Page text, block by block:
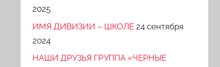
2025
ИМЯ ДИВИЗИИ – ШКОЛЕ 24 сентября
2024
НАШИ ДРУЗЬЯ ГРУППА «ЧЕРНЫЕ